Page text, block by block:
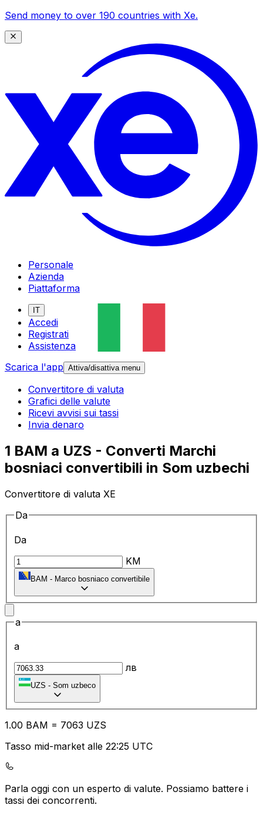
Send money to over 190 countries with Xe.
Personale
Azienda
Piattaforma
IT
Accedi
Registrati
Assistenza
Scarica l'app Attiva/disattiva menu
Convertitore di valuta
Grafici delle valute
Ricevi avvisi sui tassi
Invia denaro
1 BAM a UZS - Converti Marchi
bosniaci convertibili in Som uzbechi
Convertitore di valuta XE
Da
Da
KM
BAM - Marco bosniaco convertibile
a
a
лв
UZS - Som uzbeco
1.00 BAM = 7063 UZS
Tasso mid-market alle 22:25 UTC
Parla oggi con un esperto di valute. Possiamo battere i
tassi dei concorrenti.